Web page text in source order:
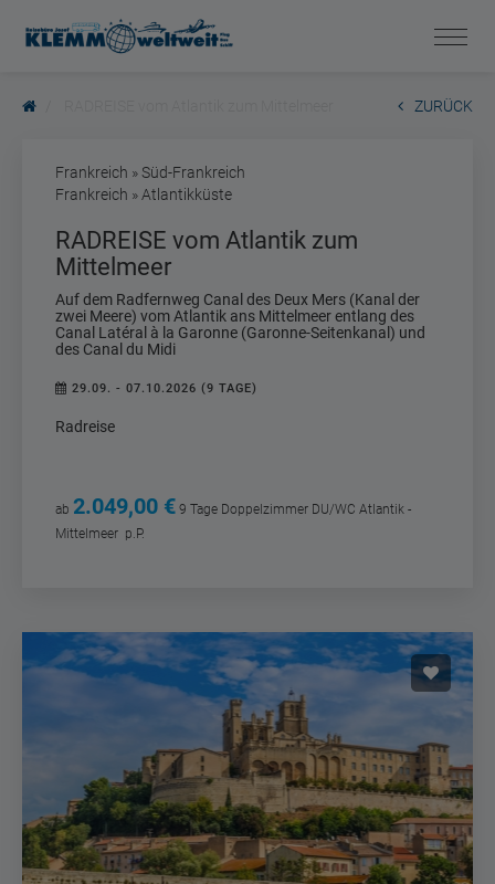
ZURÜCK
Frankreich » Süd-Frankreich
Frankreich » Atlantikküste
RADREISE vom Atlantik zum
Mittelmeer
Auf dem Radfernweg Canal des Deux Mers (Kanal der
zwei Meere) vom Atlantik ans Mittelmeer entlang des
Canal Latéral à la Garonne (Garonne-Seitenkanal) und
des Canal du Midi
29.09. - 07.10.2026 (9 TAGE)
Radreise
ab 2.049,00 € 9 Tage Doppelzimmer DU/WC Atlantik -
Mittelmeer p.P.